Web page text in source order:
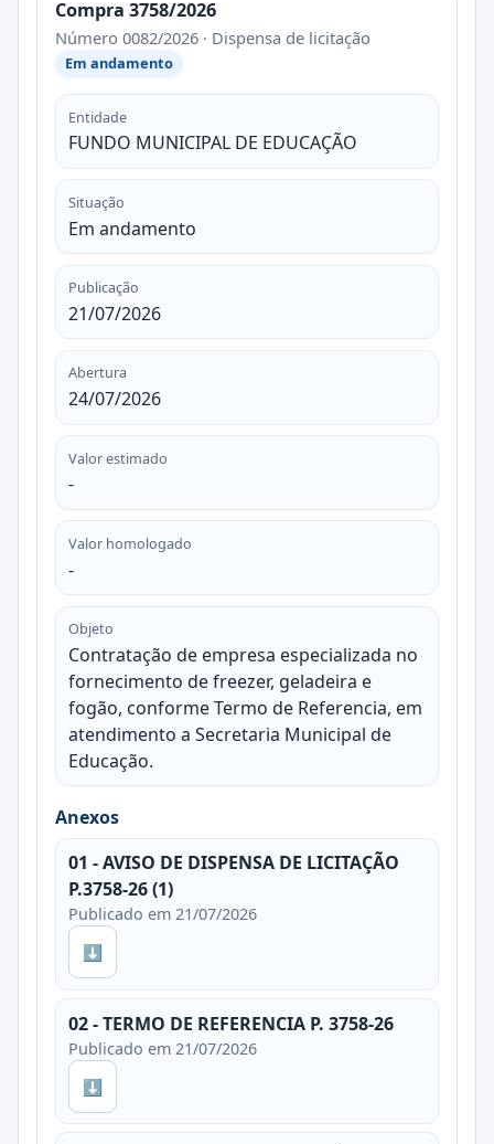
Compra 3758/2026
Número 0082/2026 · Dispensa de licitação
Em andamento
Entidade
FUNDO MUNICIPAL DE EDUCAÇÃO
Situação
Em andamento
Publicação
21/07/2026
Abertura
24/07/2026
Valor estimado
-
Valor homologado
-
Objeto
Contratação de empresa especializada no
fornecimento de freezer, geladeira e
fogão, conforme Termo de Referencia, em
atendimento a Secretaria Municipal de
Educação.
Anexos
01 - AVISO DE DISPENSA DE LICITAÇÃO
P.3758-26 (1)
Publicado em 21/07/2026
⬇
02 - TERMO DE REFERENCIA P. 3758-26
Publicado em 21/07/2026
⬇